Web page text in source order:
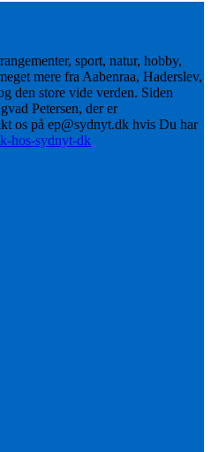
sport, natur, hobby,
mere fra Aabenraa, Haderslev,
den store vide verden. Siden
Petersen, der er
os på ep@sydnyt.dk hvis Du har
hos-sydnyt-dk